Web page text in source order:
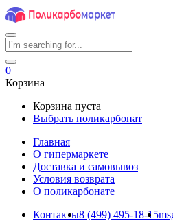
0
Корзина
Корзина пуста
Выбрать поликарбонат
Главная
О гипермаркете
Доставка и самовывоз
Условия возврата
О поликарбонате
Контакты8 (499) 495-18-15